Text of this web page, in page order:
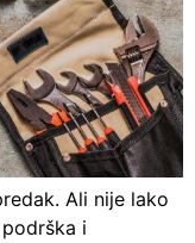
Ali nije lako
i